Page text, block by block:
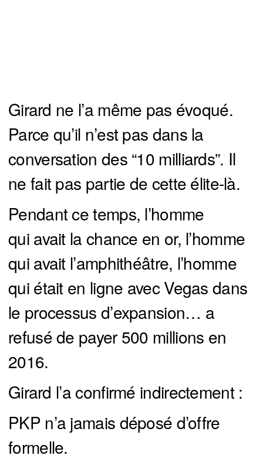
Girard ne l’a même pas évoqué.
Parce qu’il n’est pas dans la
conversation des “10 milliards”. Il
ne fait pas partie de cette élite-là.
Pendant ce temps, l’homme
qui avait la chance en or, l’homme
qui avait l’amphithéâtre, l’homme
qui était en ligne avec Vegas dans
le processus d’expansion… a
refusé de payer 500 millions en
2016.
Girard l’a confirmé indirectement :
PKP n’a jamais déposé d’offre
formelle.